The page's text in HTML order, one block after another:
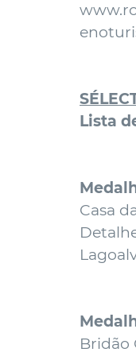
Lista
Casa
Bridão